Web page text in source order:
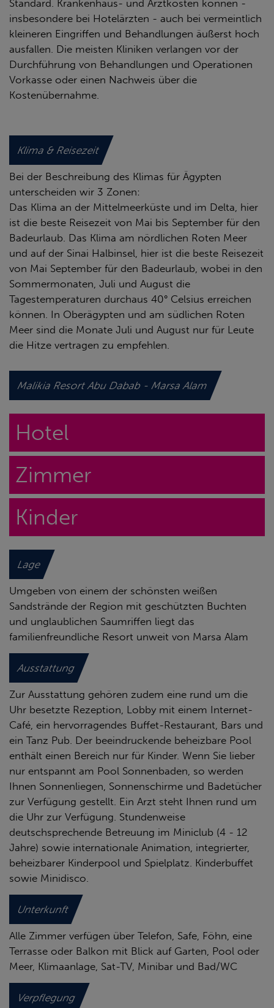
Standard. Krankenhaus- und Arztkosten können -
insbesondere bei Hotelärzten - auch bei vermeintlich
kleineren Eingriffen und Behandlungen äußerst hoch
ausfallen. Die meisten Kliniken verlangen vor der
Durchführung von Behandlungen und Operationen
Vorkasse oder einen Nachweis über die
Kostenübernahme.
Klima & Reisezeit
Bei der Beschreibung des Klimas für Ägypten
unterscheiden wir 3 Zonen:
Das Klima an der Mittelmeerküste und im Delta, hier
ist die beste Reisezeit von Mai bis September für den
Badeurlaub. Das Klima am nördlichen Roten Meer
und auf der Sinai Halbinsel, hier ist die beste Reisezeit
von Mai September für den Badeurlaub, wobei in den
Sommermonaten, Juli und August die
Tagestemperaturen durchaus 40° Celsius erreichen
können. In Oberägypten und am südlichen Roten
Meer sind die Monate Juli und August nur für Leute
die Hitze vertragen zu empfehlen.
Malikia Resort Abu Dabab - Marsa Alam
Hotel
Zimmer
Kinder
Lage
Umgeben von einem der schönsten weißen
Sandstrände der Region mit geschützten Buchten
und unglaublichen Saumriffen liegt das
familienfreundliche Resort unweit von Marsa Alam
Ausstattung
Zur Ausstattung gehören zudem eine rund um die
Uhr besetzte Rezeption, Lobby mit einem Internet-
Café, ein hervorragendes Buffet-Restaurant, Bars und
ein Tanz Pub. Der beeindruckende beheizbare Pool
enthält einen Bereich nur für Kinder. Wenn Sie lieber
nur entspannt am Pool Sonnenbaden, so werden
Ihnen Sonnenliegen, Sonnenschirme und Badetücher
zur Verfügung gestellt. Ein Arzt steht Ihnen rund um
die Uhr zur Verfügung. Stundenweise
deutschsprechende Betreuung im Miniclub (4 - 12
Jahre) sowie internationale Animation, integrierter,
beheizbarer Kinderpool und Spielplatz. Kinderbuffet
sowie Minidisco.
Unterkunft
Alle Zimmer verfügen über Telefon, Safe, Föhn, eine
Terrasse oder Balkon mit Blick auf Garten, Pool oder
Meer, Klimaanlage, Sat-TV, Minibar und Bad/WC
Verpflegung